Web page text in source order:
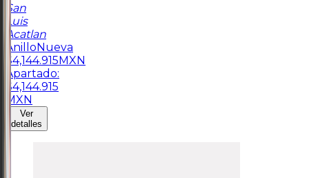
San
Luis
Acatlan
AnilloNueva
$4,144.915MXN
Apartado:
$4,144.915
MXN
Ver
detalles